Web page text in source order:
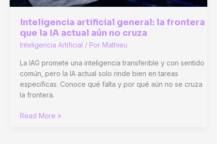
sobre
capitalismo
Inteligencia artificial general: la frontera
que la IA actual aún no cruza
Inteligencia Artificial / Por Mathieu
La IAG promete una inteligencia transferible y con sentido
común, pero la IA actual solo rinde bien en tareas
específicas. Conoce qué falta y por qué aún no se cruza
la frontera.
Inteligencia
Read More »